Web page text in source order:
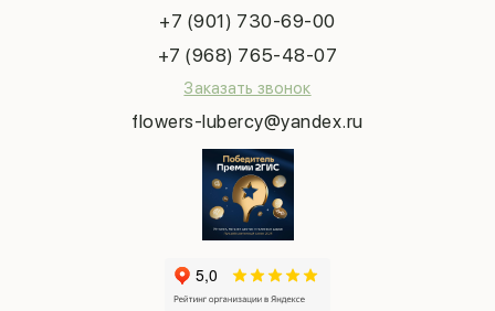
+7 (901) 730-69-00
+7 (968) 765-48-07
Заказать звонок
flowers-lubercy@yandex.ru